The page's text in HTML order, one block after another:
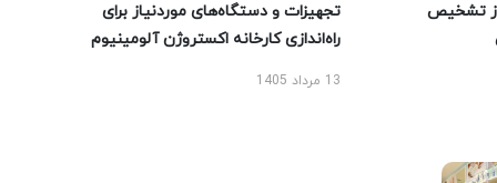
تشخیص
تجهیزات و دستگاه‌های موردنیاز برای
راه‌اندازی کارخانه اکستروژن آلومینیوم
13 مرداد 1405